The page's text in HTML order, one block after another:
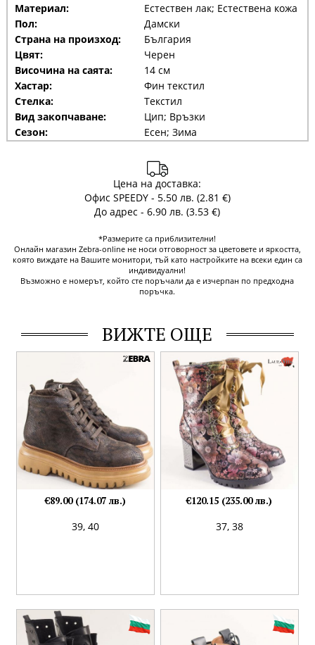
Материал:
Естествен лак; Естествена кожа
Пол:
Дамски
Страна на произход:
България
Цвят:
Черен
Височина на саята:
14 см
Хастар:
Фин текстил
Стелка:
Текстил
Вид закопчаване:
Цип; Връзки
Сезон:
Есен; Зима
Цена на доставка:
Офис SPEEDY - 5.50 лв. (2.81 €)
До адрес - 6.90 лв. (3.53 €)
*Размерите са приблизителни!
Онлайн магазин Zebra-online не носи отговорност за цветовете и яркостта,
която виждате на Вашите монитори, тъй като настройките на всеки един са
индивидуални!
Възможно е номерът, който сте поръчали да е изчерпан по предходна
поръчка.
ВИЖТЕ ОЩЕ
39, 40
€89.00 (174.07 лв.)
37, 38
€120.15 (235.00 лв.)